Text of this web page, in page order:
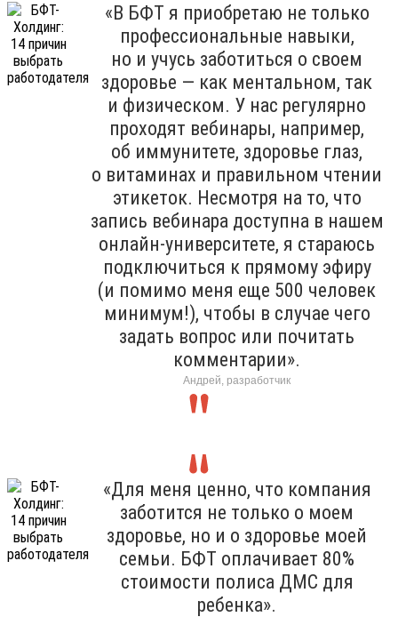
«В БФТ я приобретаю не только
профессиональные навыки,
но и учусь заботиться о своем
здоровье — как ментальном, так
и физическом. У нас регулярно
проходят вебинары, например,
об иммунитете, здоровье глаз,
о витаминах и правильном чтении
этикеток. Несмотря на то, что
запись вебинара доступна в нашем
онлайн-университете, я стараюсь
подключиться к прямому эфиру
(и помимо меня еще 500 человек
минимум!), чтобы в случае чего
задать вопрос или почитать
комментарии».
Андрей, разработчик
«Для меня ценно, что компания
заботится не только о моем
здоровье, но и о здоровье моей
семьи. БФТ оплачивает 80%
стоимости полиса ДМС для
ребенка».